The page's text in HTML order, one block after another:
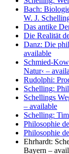
Bach:
W. J.
Das antike
Die Realität
Danz: Die
available
Schmied-
Natur‹ –
Rudolphi:
Schelling:
Schellings
– available
Schelling:
Philosophie
Philosophie
Ehrhardt:
Bayern –